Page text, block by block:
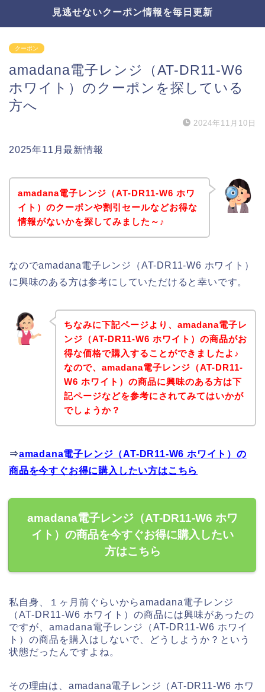
見逃せないクーポン情報を毎日更新
クーポン
amadana電子レンジ（AT-DR11-W6
ホワイト）のクーポンを探している
方へ
2024年11月10日
2025年11月最新情報
amadana電子レンジ（AT-DR11-W6 ホワ
イト）のクーポンや割引セールなどお得な
情報がないかを探してみました～♪
なのでamadana電子レンジ（AT-DR11-W6 ホワイト）
に興味のある方は参考にしていただけると幸いです。
ちなみに下記ページより、amadana電子レ
ンジ（AT-DR11-W6 ホワイト）の商品がお
得な価格で購入することができましたよ♪
なので、amadana電子レンジ（AT-DR11-
W6 ホワイト）の商品に興味のある方は下
記ページなどを参考にされてみてはいかが
でしょうか？
⇒amadana電子レンジ（AT-DR11-W6 ホワイト）の
商品を今すぐお得に購入したい方はこちら
amadana電子レンジ（AT-DR11-W6 ホワ
イト）の商品を今すぐお得に購入したい
方はこちら
私自身、１ヶ月前ぐらいからamadana電子レンジ
（AT-DR11-W6 ホワイト）の商品には興味があったの
ですが、amadana電子レンジ（AT-DR11-W6 ホワイ
ト）の商品を購入はしないで、どうしようか？という
状態だったんですよね。
その理由は、amadana電子レンジ（AT-DR11-W6 ホワ